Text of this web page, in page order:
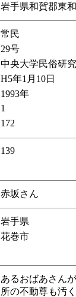
岩手県和賀郡東
常民
29号
中央大学民俗研
H5年1月10日
1993年
1
172
139
赤坂さん
岩手県
花巻市
あるおばあさん
所の不動尊も汚